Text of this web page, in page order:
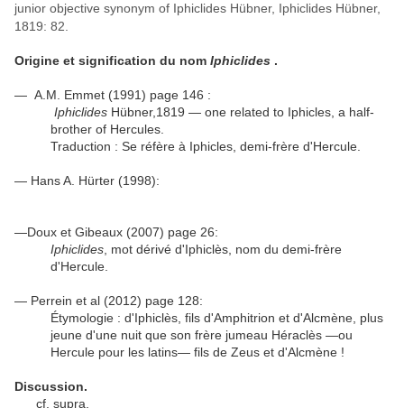
junior objective synonym of Iphiclides Hübner, Iphiclides Hübner,
1819: 82.
Origine et signification du nom Iphiclides .
— A.M. Emmet (1991) page 146 :
Iphiclides Hübner,1819 — one related to Iphicles, a half-
brother of Hercules.
Traduction : Se réfère à Iphicles, demi-frère d'Hercule.
— Hans A. Hürter (1998):
—Doux et Gibeaux (2007) page 26:
Iphiclides , mot dérivé d'Iphiclès, nom du demi-frère
d'Hercule.
— Perrein et al (2012) page 128:
Étymologie : d'Iphiclès, fils d'Amphitrion et d'Alcmène, plus
jeune d'une nuit que son frère jumeau Héraclès —ou
Hercule pour les latins— fils de Zeus et d'Alcmène !
Discussion.
cf. supra.